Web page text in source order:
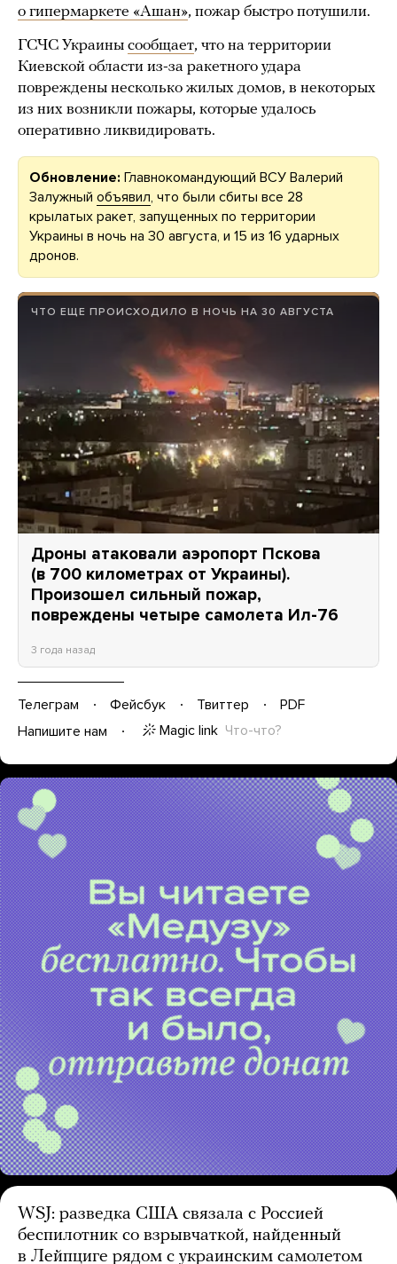
о гипермаркете «Ашан», пожар быстро потушили.
ГСЧС Украины сообщает, что на территории
Киевской области из-за ракетного удара
повреждены несколько жилых домов, в некоторых
из них возникли пожары, которые удалось
оперативно ликвидировать.
Обновление: Главнокомандующий ВСУ Валерий
Залужный объявил, что были сбиты все 28
крылатых ракет, запущенных по территории
Украины в ночь на 30 августа, и 15 из 16 ударных
дронов.
ЧТО ЕЩЕ ПРОИСХОДИЛО В НОЧЬ НА 30 АВГУСТА
Дроны атаковали аэропорт Пскова
(в 700 километрах от Украины).
Произошел сильный пожар,
повреждены четыре самолета Ил-76
3 года назад
Телеграм Фейсбук Твиттер
PDF
Напишите нам
Magic link Что-что?
WSJ: разведка США связала с Россией
беспилотник со взрывчаткой, найденный
в Лейпциге рядом с украинским самолетом